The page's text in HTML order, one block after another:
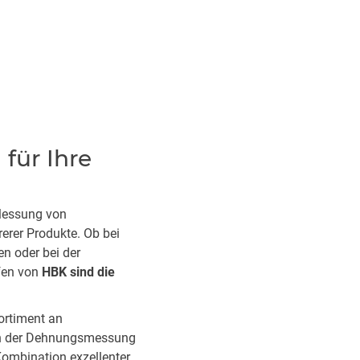
für Ihre
von
Produkte. Ob bei
oder bei der
von HBK sind die
an
Dehnungsmessung